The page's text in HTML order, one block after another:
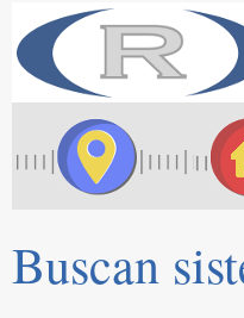
Buscan